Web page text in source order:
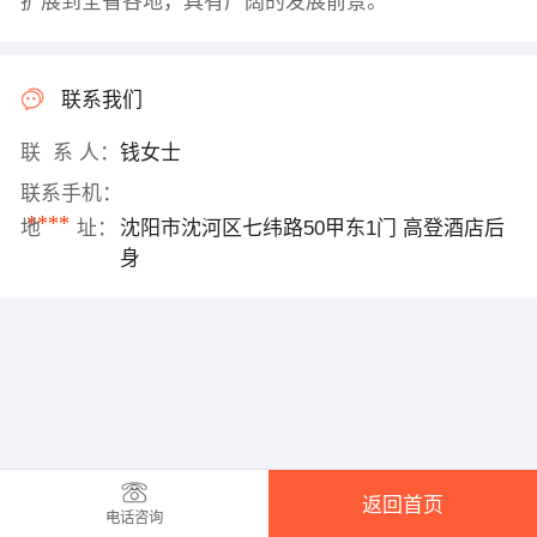
联系我们
联 系 人： 钱女士
联系手机：
****
地 址：
沈阳市沈河区七纬路50甲东1门 高登酒店后
身
电话咨询
返回首页